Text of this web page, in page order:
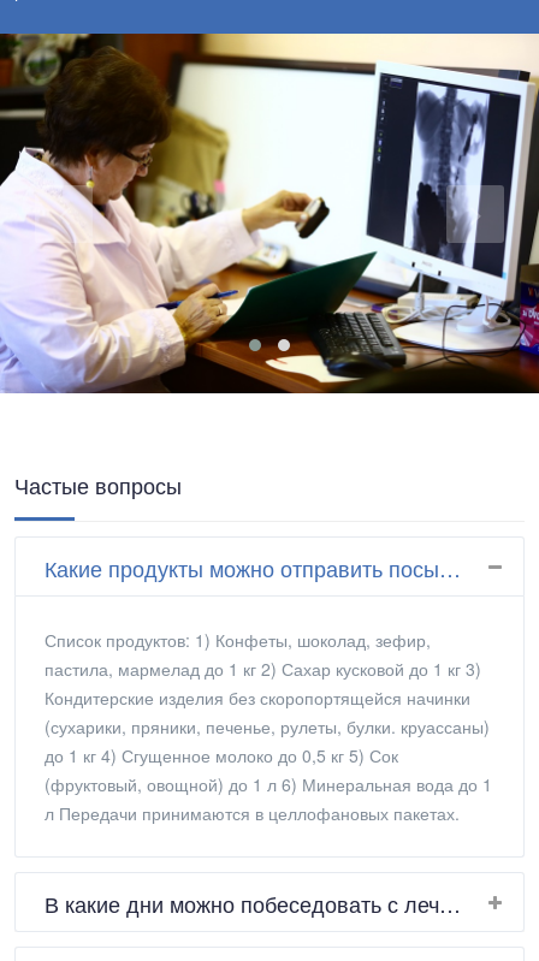
Частые вопросы
Какие продукты можно отправить посылкой?
Список продуктов: 1) Конфеты, шоколад, зефир,
пастила, мармелад до 1 кг 2) Сахар кусковой до 1 кг 3)
Кондитерские изделия без скоропортящейся начинки
(сухарики, пряники, печенье, рулеты, булки. круассаны)
до 1 кг 4) Сгущенное молоко до 0,5 кг 5) Сок
(фруктовый, овощной) до 1 л 6) Минеральная вода до 1
л Передачи принимаются в целлофановых пакетах.
В какие дни можно побеседовать с лечащим врачом?